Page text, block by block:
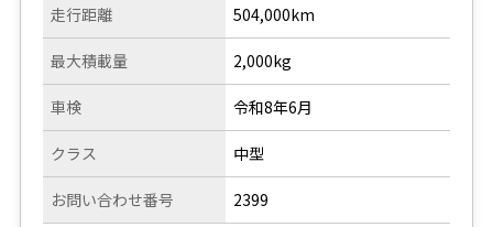
走行距離 504,000km
最大積載量
車検
クラス
お問い合わせ番号
2,000kg
令和8年6月
中型
2399